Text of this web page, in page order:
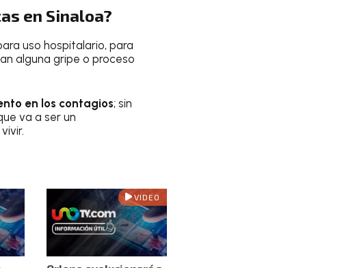
en Sinaloa?
uso hospitalario, para
alguna gripe o proceso
en los contagios; sin
va a ser un
VIDEO